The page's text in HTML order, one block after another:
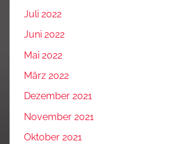
Juli 2022
Juni 2022
Mai 2022
März 2022
Dezember 2021
November 2021
Oktober 2021